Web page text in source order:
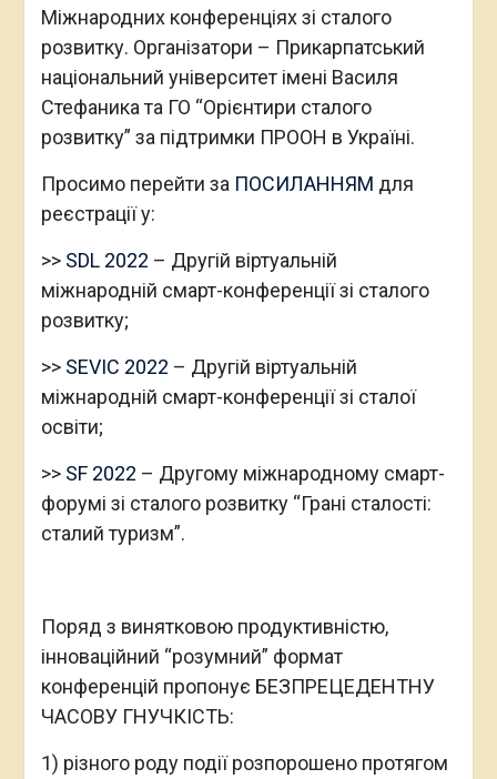
Міжнародних конференціях зі сталого
розвитку. Організатори – Прикарпатський
національний університет імені Василя
Стефаника та ГО “Орієнтири сталого
розвитку” за підтримки ПРООН в Україні.
Просимо перейти за ПОСИЛАННЯМ для
реєстрації у:
>> SDL 2022 – Другій віртуальній
міжнародній смарт-конференції зі сталого
розвитку;
>> SEVIC 2022 – Другій віртуальній
міжнародній смарт-конференції зі сталої
освіти;
>> SF 2022 – Другому міжнародному смарт-
форумі зі сталого розвитку “Грані сталості:
сталий туризм”.
Поряд з винятковою продуктивністю,
інноваційний “розумний” формат
конференцій пропонує БЕЗПРЕЦЕДЕНТНУ
ЧАСОВУ ГНУЧКІСТЬ:
1) різного роду події розпорошено протягом